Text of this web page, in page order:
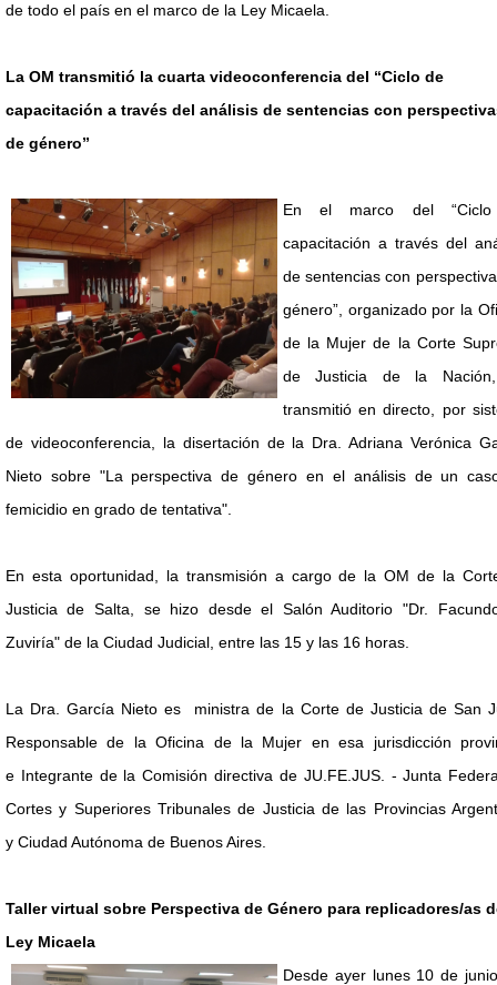
de todo el país en el marco de la Ley Micaela.
La OM transmitió la cuarta videoconferencia del “Ciclo de
capacitación a través del análisis de sentencias con
de género”
En el marco del
capacitación a través del
de sentencias con
género”, organizado por la
de la Mujer de la Corte
de Justicia de la
transmitió en directo, por
de videoconferencia, la disertación de la Dra. Adriana Verónica
Nieto sobre "La perspectiva de género en el análisis de un
femicidio en grado de tentativa".
En esta oportunidad, la transmisión a cargo de la OM de la
Justicia de Salta, se hizo desde el Salón Auditorio "Dr.
Zuviría" de la Ciudad Judicial, entre las 15 y las 16 horas.
La Dra. García Nieto es ministra de la Corte de Justicia de San
Responsable de la Oficina de la Mujer en esa jurisdicción
e Integrante de la Comisión directiva de JU.FE.JUS. - Junta
Cortes y Superiores Tribunales de Justicia de las Provincias
y Ciudad Autónoma de Buenos Aires.
Taller virtual sobre Perspectiva de Género para replicadores/as
Ley Micaela
Desde ayer lunes 10 de